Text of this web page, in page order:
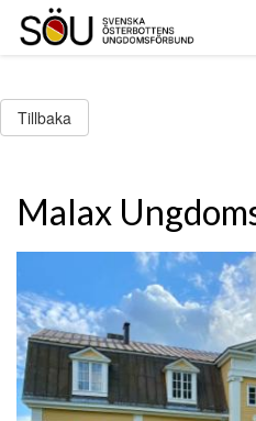
Tillbaka
Malax